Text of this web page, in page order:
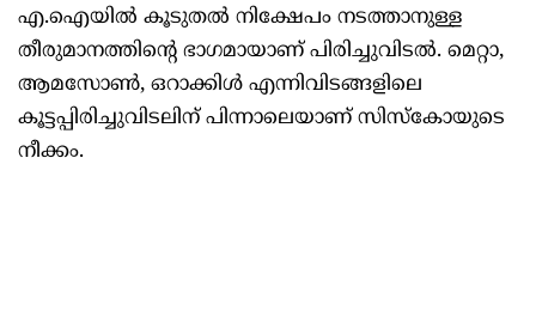
എ.ഐയിൽ കൂടുതൽ നിക്ഷേപം നടത്താനുള്ള
തീരുമാനത്തിന്റെ ഭാഗമായാണ് പിരിച്ചുവിടൽ. മെറ്റാ,
ആമസോൺ, ഒറാക്കിൾ എന്നിവിടങ്ങളിലെ
കൂട്ടപ്പിരിച്ചുവിടലിന് പിന്നാലെയാണ് സിസ്കോയുടെ
നീക്കം.